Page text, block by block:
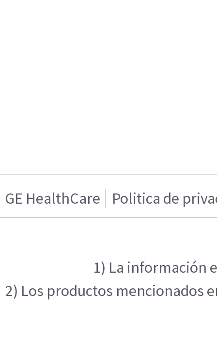
GE HealthCare Politica de
1) La información
2) Los productos mencionados